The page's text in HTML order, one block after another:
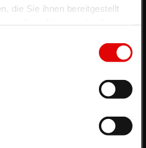
die Sie ihnen bereitgestellt